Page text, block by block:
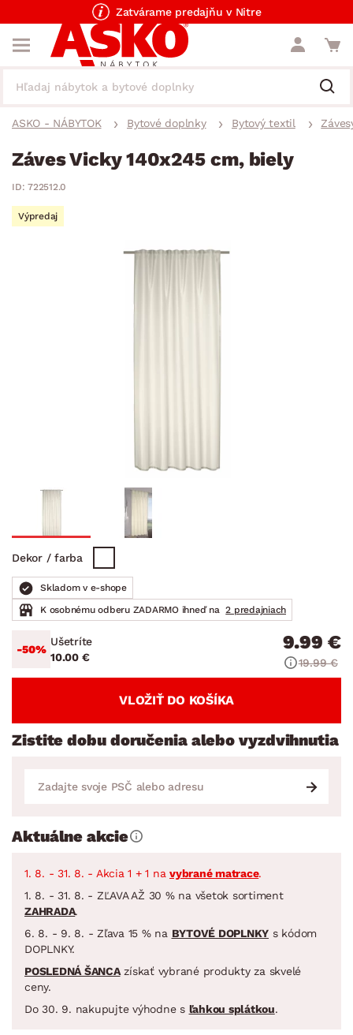
Zatvárame predajňu v Nitre
ASKO - NÁBYTOK Bytové doplnky Bytový textil
Záves Vicky 140x245 cm, biely
ID: 722512.0
Výpredaj
Dekor / farba
Skladom v e-shope
K osobnému odberu ZADARMO ihneď na 2 predajniach
-50%
Ušetríte
10.00 €
9.99 €
19.99 €
VLOŽIŤ DO KOŠÍKA
Zistite dobu doručenia alebo vyzdvihnutia
Aktuálne akcie
1. 8. - 31. 8. - Akcia 1 + 1 na vybrané matrace.
1. 8. - 31. 8. - ZĽAVA AŽ 30 % na všetok sortiment
ZAHRADA.
6. 8. - 9. 8. - Zľava 15 % na BYTOVÉ DOPLNKY s kódom
DOPLNKY.
POSLEDNÁ ŠANCAzískať vybrané produkty za skvelé
ceny.
Do 30. 9. nakupujte výhodne s ľahkou splátkou.